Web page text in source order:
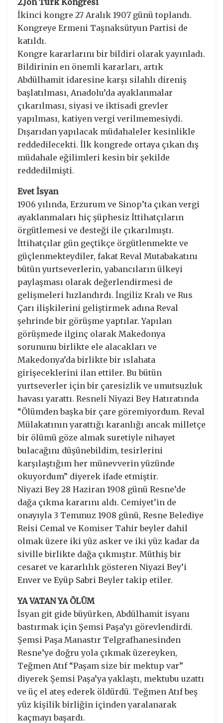
İkinci kongre 27 Aralık 1907 günü toplandı.
Kongreye Ermeni Taşnaksütyun Partisi de
katıldı.
Kongre kararlarını bir bildiri olarak yayınladı.
Bildirinin en önemli kararları, artık
Abdülhamit idaresine karşı silahlı direniş
başlatılması, Anadolu’da ayaklanmalar
çıkarılması, siyasi ve iktisadi grevler
yapılması, katiyen vergi verilmemesiydi.
Dışarıdan yapılacak müdahaleler kesinlikle
reddedilecekti. İlk kongrede ortaya çıkan dış
müdahale eğilimleri kesin bir şekilde
reddedilmişti.
Evet İsyan
1906 yılında, Erzurum ve Sinop’ta çıkan vergi
ayaklanmaları hiç şüphesiz İttihatçıların
örgütlemesi ve desteği ile çıkarılmıştı.
İttihatçılar gün geçtikçe örgütlenmekte ve
güçlenmekteydiler, fakat Reval Mutabakatını
bütün yurtseverlerin, yabancıların ülkeyi
paylaşması olarak değerlendirmesi de
gelişmeleri hızlandırdı. İngiliz Kralı ve Rus
Çarı ilişkilerini geliştirmek adına Reval
şehrinde bir görüşme yaptılar. Yapılan
görüşmede ilginç olarak Makedonya
sorununu birlikte ele alacakları ve
Makedonya’da birlikte bir ıslahata
girişeceklerini ilan ettiler. Bu bütün
yurtseverler için bir çaresizlik ve umutsuzluk
havası yarattı. Resneli Niyazi Bey Hatıratında
“Ölümden başka bir çare göremiyordum. Reval
Mülakatının yarattığı karanlığı ancak milletçe
bir ölümü göze almak suretiyle nihayet
bulacağını düşünebildim, tesirlerini
karşılaştığım her münevverin yüzünde
okuyordum” diyerek ifade etmiştir.
Niyazi Bey 28 Haziran 1908 günü Resne’de
dağa çıkma kararını aldı. Cemiyet’in de
onayıyla 3 Temmuz 1908 günü, Resne Belediye
Reisi Cemal ve Komiser Tahir beyler dahil
olmak üzere iki yüz asker ve iki yüz kadar da
siville birlikte dağa çıkmıştır. Müthiş bir
cesaret ve kararlılık gösteren Niyazi Bey’i
Enver ve Eyüp Sabri Beyler takip etiler.
YA VATAN YA ÖLÜM
İsyan git gide büyürken, Abdülhamit isyanı
bastırmak için Şemsi Paşa’yı görevlendirdi.
Şemsi Paşa Manastır Telgrafhanesinden
Resne’ye doğru yola çıkmak üzereyken,
Teğmen Atıf “Paşam size bir mektup var”
diyerek Şemsi Paşa’ya yaklaştı, mektubu uzattı
ve üç el ateş ederek öldürdü. Teğmen Atıf beş
yüz kişilik birliğin içinden yaralanarak
kaçmayı başardı.